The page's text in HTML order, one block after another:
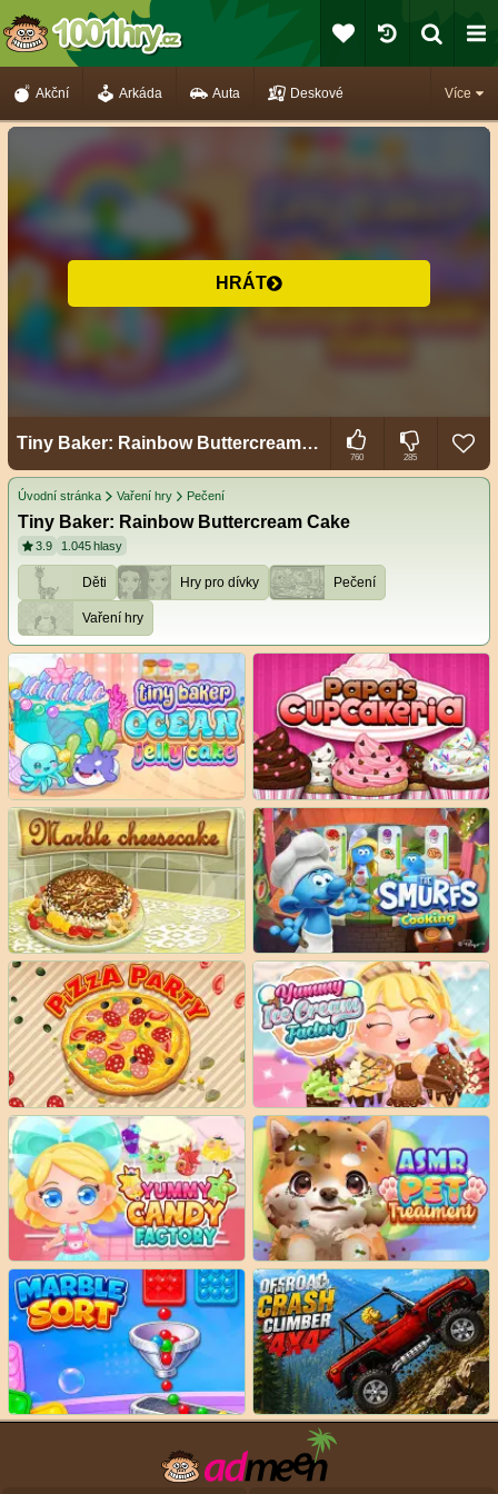
Více
Akční Arkáda Auta Deskové
HRÁT
Tiny Baker: Rainbow Buttercream Cake
760 285
Úvodní stránka Vaření hry Pečení
Tiny Baker: Rainbow Buttercream Cake
3.9 1.045 hlasy
Děti Hry pro dívky Pečení
Vaření hry